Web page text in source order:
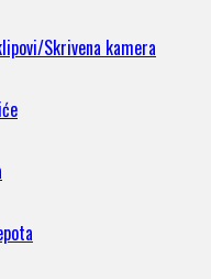
Skrivena kamera